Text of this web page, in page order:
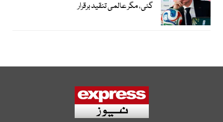
گئی، مگر عالمی تنقید برقرار